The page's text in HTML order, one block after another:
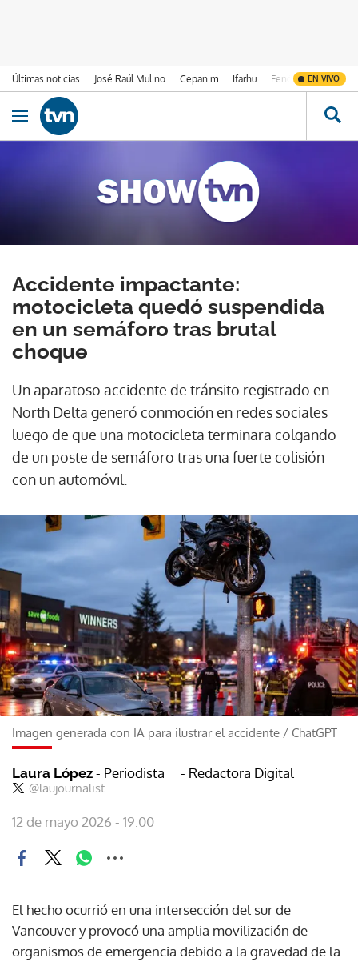
Últimas noticias José Raúl Mulino Cepanim Ifarhu Fenómeno de El
EN VIVO
Ir al contenido
Obrir navegació
Accidente impactante:
motocicleta quedó suspendida
en un semáforo tras brutal
choque
Un aparatoso accidente de tránsito registrado en
North Delta generó conmoción en redes sociales
luego de que una motocicleta terminara colgando
de un poste de semáforo tras una fuerte colisión
con un automóvil.
Imagen generada con IA para ilustrar el accidente / ChatGPT
Laura López - Periodista
@laujournalist
- Redactora Digital
12 de mayo 2026 - 19:00
El hecho ocurrió en una intersección del sur de
Vancouver y provocó una amplia movilización de
organismos de emergencia debido a la gravedad de la